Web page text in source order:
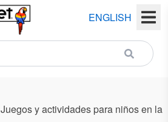
ENGLISH
Juegos y actividades para niños en la